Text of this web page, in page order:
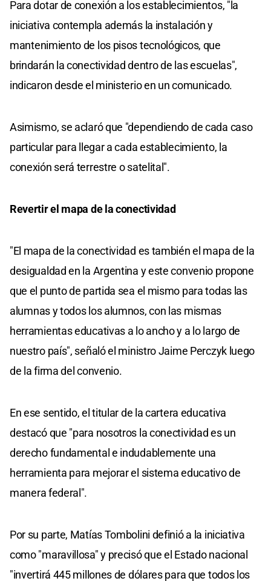
Para dotar de conexión a los establecimientos, "la
iniciativa contempla además la instalación y
mantenimiento de los pisos tecnológicos, que
brindarán la conectividad dentro de las escuelas",
indicaron desde el ministerio en un comunicado.
Asimismo, se aclaró que "dependiendo de cada caso
particular para llegar a cada establecimiento, la
conexión será terrestre o satelital".
Revertir el mapa de la conectividad
"El mapa de la conectividad es también el mapa de la
desigualdad en la Argentina y este convenio propone
que el punto de partida sea el mismo para todas las
alumnas y todos los alumnos, con las mismas
herramientas educativas a lo ancho y a lo largo de
nuestro país", señaló el ministro Jaime Perczyk luego
de la firma del convenio.
En ese sentido, el titular de la cartera educativa
destacó que "para nosotros la conectividad es un
derecho fundamental e indudablemente una
herramienta para mejorar el sistema educativo de
manera federal".
Por su parte, Matías Tombolini definió a la iniciativa
como "maravillosa" y precisó que el Estado nacional
"invertirá 445 millones de dólares para que todos los